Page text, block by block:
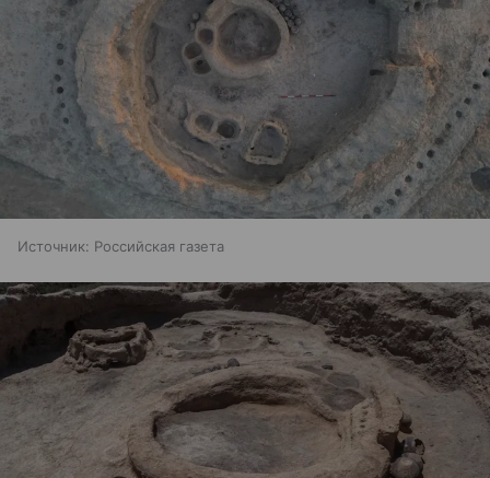
Источник: Российская газета